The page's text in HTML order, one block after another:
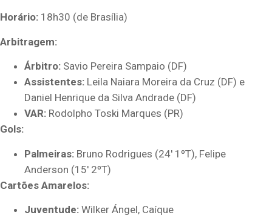
Horário: 18h30 (de Brasília)
Arbitragem:
Árbitro: Savio Pereira Sampaio (DF)
Assistentes: Leila Naiara Moreira da Cruz (DF) e
Daniel Henrique da Silva Andrade (DF)
VAR: Rodolpho Toski Marques (PR)
Gols:
Palmeiras: Bruno Rodrigues (24′ 1ºT), Felipe
Anderson (15′ 2ºT)
Cartões Amarelos:
Juventude: Wilker Ángel, Caíque